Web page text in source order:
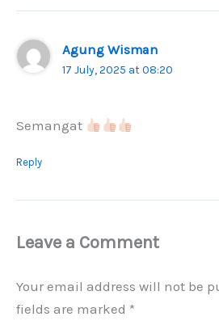
Agung Wisman
17 July, 2025 at 08:20
Semangat
Reply
Leave a Comment
Your email address will not be
fields are marked *